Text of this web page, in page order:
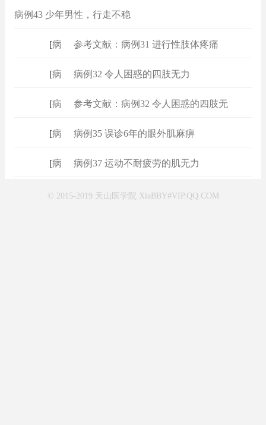
病例43 少年男性，行走不稳
病例 参考文献：病例31 进行性肢体疼痛
病例 病例32 令人困惑的四肢无力
病例 参考文献：病例32 令人困惑的四肢无
病例 病例35 误诊6年的眼外肌麻痹
病例 病例37 运动不耐疲劳的肌无力
© 2015-2019 天山医学院 XiaBBY#VIP.QQ.COM